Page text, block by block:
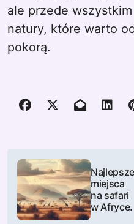
ale przede
natury, które warto
pokorą.
N
w
Najlepsze
miejsca
na safari
w Afryce.